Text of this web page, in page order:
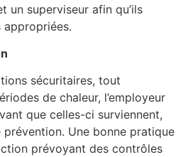
un superviseur afin qu’ils
appropriées.
sécuritaires, tout
de chaleur, l’employeur
que celles-ci surviennent,
Une bonne pratique
prévoyant des contrôles